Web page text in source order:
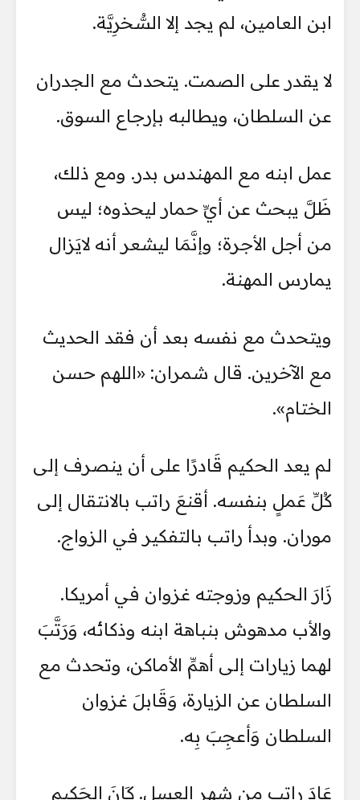
ابن العامين، لم يجد إلا السُّخرِيَّة.
لا يقدر على الصمت. يتحدث مع الجدران
عن السلطان، ويطالبه بإرجاع السوق.
عمل ابنه مع المهندس بدر. ومع ذلك،
ظَلَّ يبحث عن أيِّ حمار ليحذوه؛ ليس
من أجل الأجرة؛ وإنَّمَا ليشعر أنه لايَزال
يمارس المهنة.
ويتحدث مع نفسه بعد أن فقد الحديث
مع الآخرين. قال شمران: «اللهم حسن
الختام».
لم يعد الحكيم قَادرًا على أن ينصرف إلى
كُلِّ عَملٍ بنفسه. أقنعَ راتب بالانتقال إلى
موران. وبدأ راتب بالتفكير في الزواج.
زَارَ الحكيم وزوجته غزوان في أمريكا.
والأب مدهوش بنباهة ابنه وذكائه، وَرَتَّبَ
لهما زيارات إلى أهمِّ الأماكن، وتحدث مع
السلطان عن الزيارة، وَقَابلَ غزوان
السلطان وَأعجِبَ بِه.
عَادَ راتب من شهر العسل. كَانَ الحَكيم